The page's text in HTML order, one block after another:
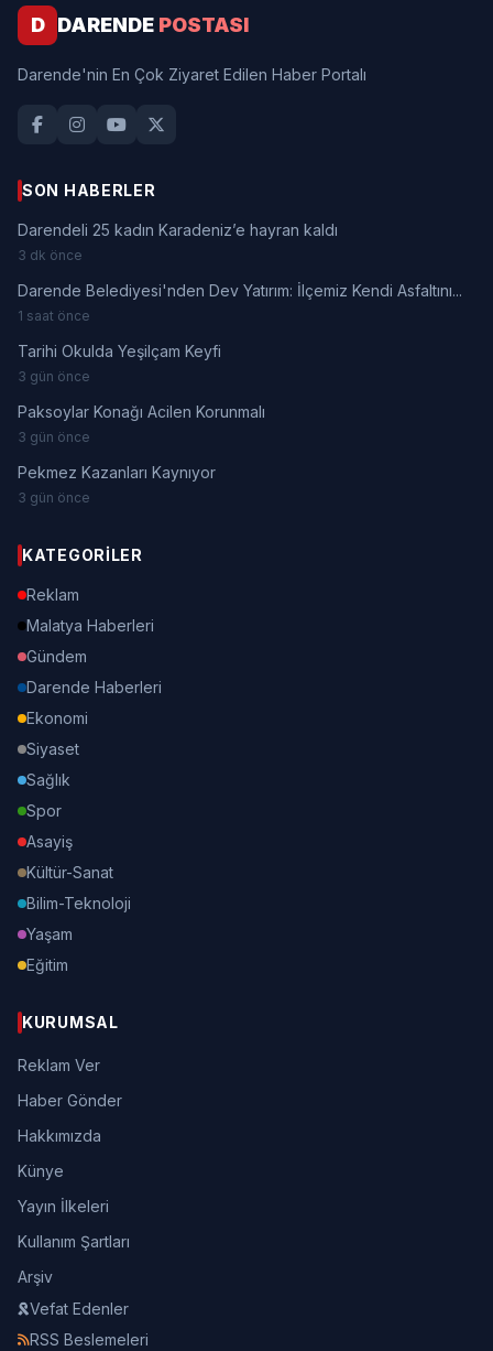
D DARENDE POSTASI
Darende'nin En Çok Ziyaret Edilen Haber Portalı
SON HABERLER
Darendeli 25 kadın Karadeniz’e hayran kaldı
3 dk önce
Darende Belediyesi'nden Dev Yatırım: İlçemiz Kendi Asfaltını...
1 saat önce
Tarihi Okulda Yeşilçam Keyfi
3 gün önce
Paksoylar Konağı Acilen Korunmalı
3 gün önce
Pekmez Kazanları Kaynıyor
3 gün önce
KATEGORILER
Reklam
Malatya Haberleri
Gündem
Darende Haberleri
Ekonomi
Siyaset
Sağlık
Spor
Asayiş
Kültür-Sanat
Bilim-Teknoloji
Yaşam
Eğitim
KURUMSAL
Reklam Ver
Haber Gönder
Hakkımızda
Künye
Yayın İlkeleri
Kullanım Şartları
Arşiv
Vefat Edenler
RSS Beslemeleri